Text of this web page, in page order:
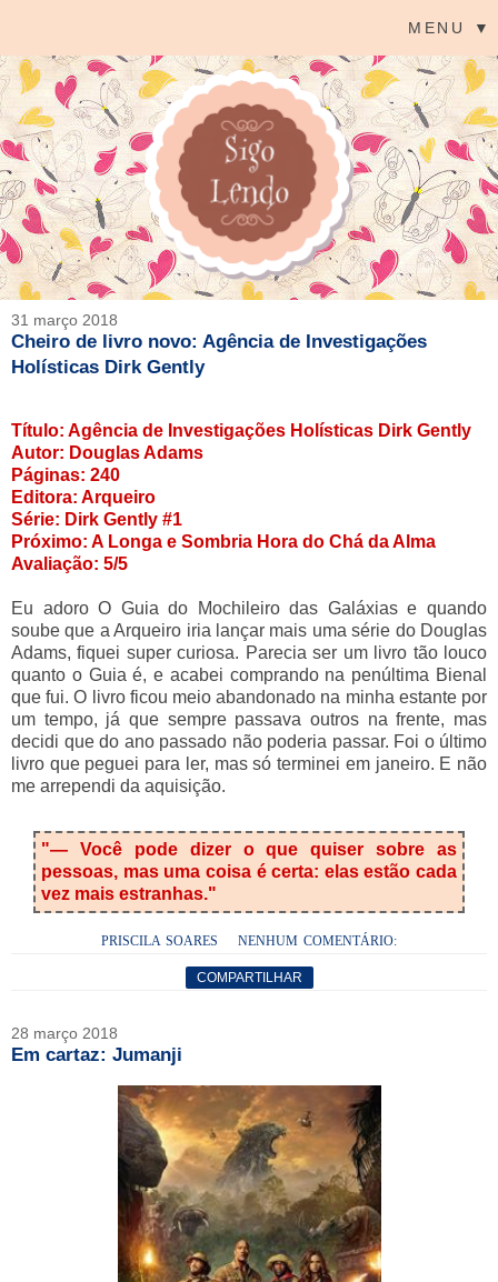
MENU ▼
31 março 2018
Cheiro de livro novo: Agência de Investigações
Holísticas Dirk Gently
Título: Agência de Investigações Holísticas Dirk Gently
Autor: Douglas Adams
Páginas: 240
Editora: Arqueiro
Série: Dirk Gently #1
Próximo: A Longa e Sombria Hora do Chá da Alma
Avaliação: 5/5
Eu adoro O Guia do Mochileiro das Galáxias e quando
soube que a Arqueiro iria lançar mais uma série do Douglas
Adams, fiquei super curiosa. Parecia ser um livro tão louco
quanto o Guia é, e acabei comprando na penúltima Bienal
que fui. O livro ficou meio abandonado na minha estante por
um tempo, já que sempre passava outros na frente, mas
decidi que do ano passado não poderia passar. Foi o último
livro que peguei para ler, mas só terminei em janeiro. E não
me arrependi da aquisição.
"— Você pode dizer o que quiser sobre as
pessoas, mas uma coisa é certa: elas estão cada
vez mais estranhas."
PRISCILA SOARES NENHUM COMENTÁRIO:
COMPARTILHAR
28 março 2018
Em cartaz: Jumanji